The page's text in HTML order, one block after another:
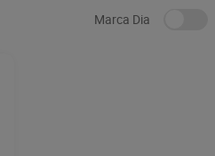
Marca Dia